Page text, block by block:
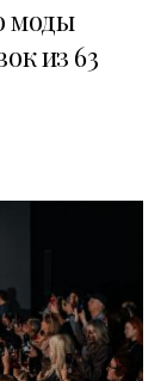
моды
из 63